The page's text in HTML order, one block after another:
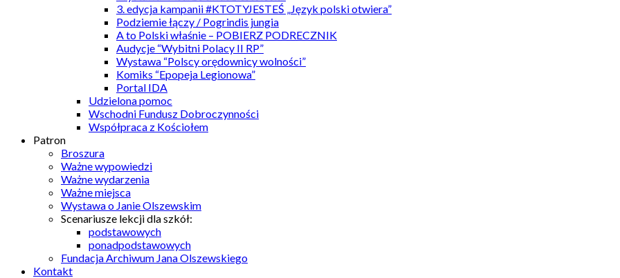
3. edycja kampanii #KTOTYJESTEŚ „Język polski otwiera”
Podziemie łączy / Pogrindis jungia
A to Polski właśnie – POBIERZ PODRECZNIK
Audycje “Wybitni Polacy II RP”
Wystawa “Polscy orędownicy wolności”
Komiks “Epopeja Legionowa”
Portal IDA
Udzielona pomoc
Wschodni Fundusz Dobroczynności
Współpraca z Kościołem
Patron
Broszura
Ważne wypowiedzi
Ważne wydarzenia
Ważne miejsca
Wystawa o Janie Olszewskim
Scenariusze lekcji dla szkół:
podstawowych
ponadpodstawowych
Fundacja Archiwum Jana Olszewskiego
Kontakt